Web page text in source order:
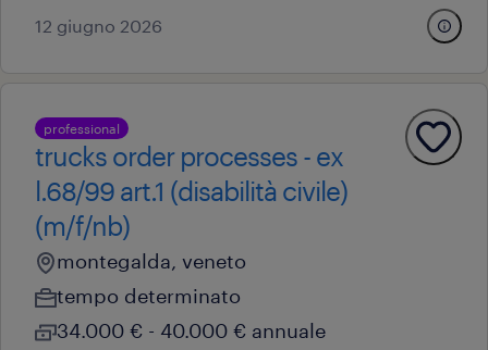
12 giugno 2026
professional
trucks order processes - ex
l.68/99 art.1 (disabilità civile)
(m/f/nb)
montegalda, veneto
tempo determinato
34.000 € - 40.000 € annuale